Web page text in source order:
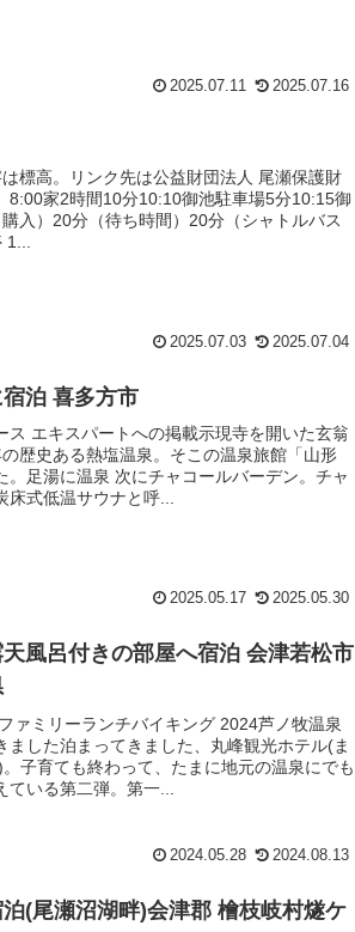
2025.07.11 2025.07.16
標高。リンク先は公益財団法人 尾瀬保護財
8:00家2時間10分10:10御池駐車場5分10:15御
入）20分（待ち時間）20分（シャトルバス
2025.07.03 2025.07.04
泊 喜多方市
ス エキスパートへの掲載示現寺を開いた玄翁
歴史ある熱塩温泉。そこの温泉旅館「山形
。足湯に温泉 次にチャコールバーデン。チャ
床式低温サウナと呼...
2025.05.17 2025.05.30
風呂付きの部屋へ宿泊 会津若松市
ァミリーランチバイキング 2024芦ノ牧温泉
ました泊まってきました、丸峰観光ホテル(ま
子育ても終わって、たまに地元の温泉にでも
いる第二弾。第一...
2024.05.28 2024.08.13
(尾瀬沼湖畔)会津郡 檜枝岐村燧ケ